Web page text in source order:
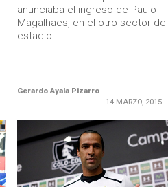
anunciaba el ingreso de Paulo
Magalhaes, en el otro sector del
estadio...
Gerardo Ayala Pizarro
14 MARZO, 2015
LEER MÁS